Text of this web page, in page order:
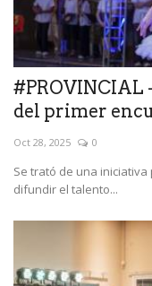
#PROVINCIAL
del primer
Oct 28, 2025 0
Se trató de una
difundir el talento...